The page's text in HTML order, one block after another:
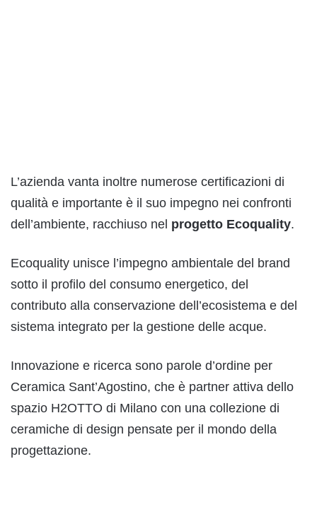
L’azienda vanta inoltre numerose certificazioni di
qualità e importante è il suo impegno nei confronti
dell’ambiente, racchiuso nel progetto Ecoquality.
Ecoquality unisce l’impegno ambientale del brand
sotto il profilo del consumo energetico, del
contributo alla conservazione dell’ecosistema e del
sistema integrato per la gestione delle acque.
Innovazione e ricerca sono parole d’ordine per
Ceramica Sant’Agostino, che è partner attiva dello
spazio H2OTTO di Milano con una collezione di
ceramiche di design pensate per il mondo della
progettazione.